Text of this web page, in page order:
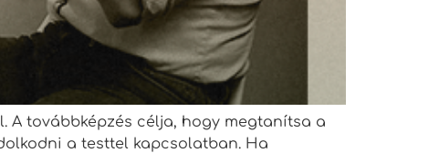
továbbképzés célja, hogy megtanítsa a
a testtel kapcsolatban. Ha